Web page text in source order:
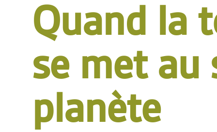
Quand la
se met au
planète